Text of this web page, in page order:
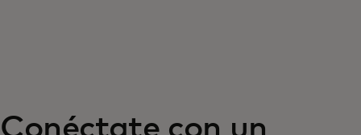
Conéctate con un